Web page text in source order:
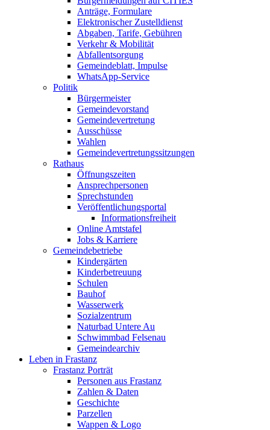
Anträge, Formulare
Elektronischer Zustelldienst
Abgaben, Tarife, Gebühren
Verkehr & Mobilität
Abfallentsorgung
Gemeindeblatt, Impulse
WhatsApp-Service
Politik
Bürgermeister
Gemeindevorstand
Gemeindevertretung
Ausschüsse
Wahlen
Gemeindevertretungssitzungen
Rathaus
Öffnungszeiten
Ansprechpersonen
Sprechstunden
Veröffentlichungsportal
Informationsfreiheit
Online Amtstafel
Jobs & Karriere
Gemeindebetriebe
Kindergärten
Kinderbetreuung
Schulen
Bauhof
Wasserwerk
Sozialzentrum
Naturbad Untere Au
Schwimmbad Felsenau
Gemeindearchiv
Leben in Frastanz
Frastanz Porträt
Personen aus Frastanz
Zahlen & Daten
Geschichte
Parzellen
Wappen & Logo